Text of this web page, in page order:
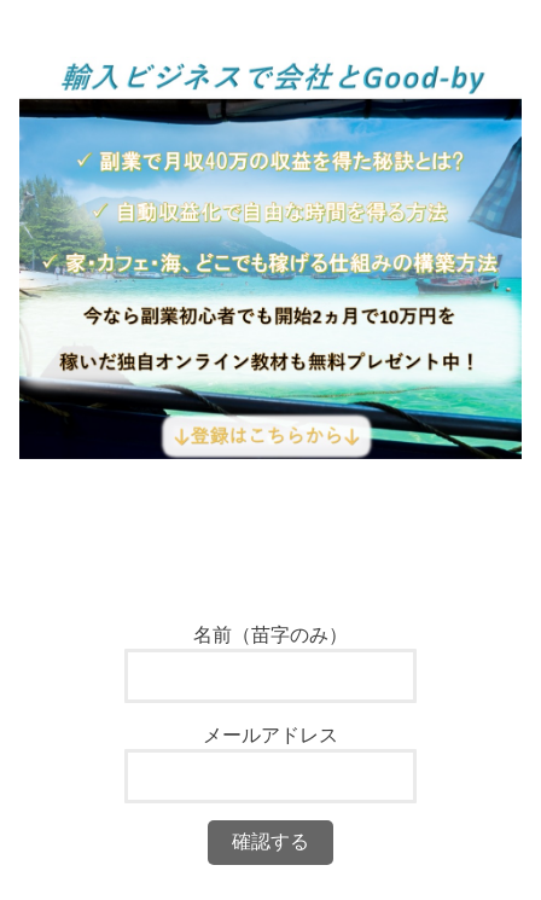
名前（苗字のみ）
メールアドレス